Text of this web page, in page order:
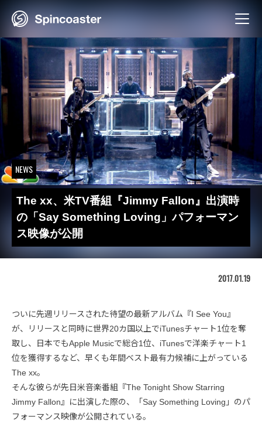
NEWS
The xx、米TV番組『Jimmy Fallon』出演時
の「Say Something Loving」パフォーマン
ス映像が公開
2017.01.19
ついに先週リリースされた待望の最新アルバム『I See You』
が、リリースと同時に世界20カ国以上でiTunesチャート1位を奪
取し、日本でもApple Musicで総合1位、iTunesで洋楽チャート1
位を獲得するなど、早くも年間ベスト最有力候補に上がっている
The xx。
そんな彼らが先日米音楽番組『The Tonight Show Starring
Jimmy Fallon』に出演した際の、「Say Something Loving」のパ
フォーマンス映像が公開されている。